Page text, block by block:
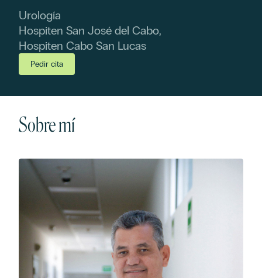
Urología
Hospiten San José del Cabo,
Hospiten Cabo San Lucas
Pedir cita
Sobre mí